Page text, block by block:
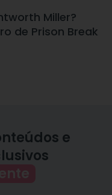
Miller?
de Prison Break
e